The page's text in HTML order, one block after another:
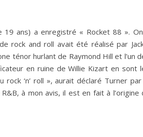
19 ans) a enregistré « Rocket 88 ».
rock and roll avait été réalisé par
ténor hurlant de Raymond Hill et l’un
en ruine de Willie Kizart en sont
‘n’ roll », aurait déclaré Turner par
à mon avis, il est en fait à l’origine